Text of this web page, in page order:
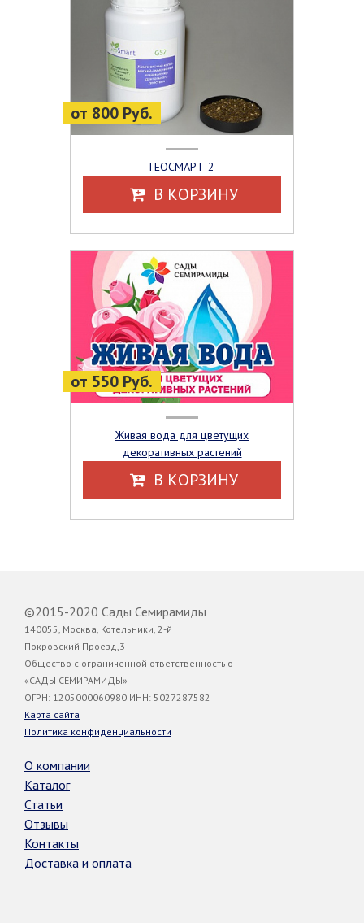
от 800 Руб.
ГЕОСМАРТ-2
В КОРЗИНУ
от 550 Руб.
Живая вода для цветущих
декоративных растений
В КОРЗИНУ
©2015-2020 Сады Семирамиды
140055, Москва, Котельники, 2-й
Покровский Проезд,3
Общество с ограниченной ответственностью
«САДЫ СЕМИРАМИДЫ»
ОГРН: 1205000060980 ИНН: 5027287582
Карта сайта
Политика конфиденциальности
О компании
Каталог
Статьи
Отзывы
Контакты
Доставка и оплата